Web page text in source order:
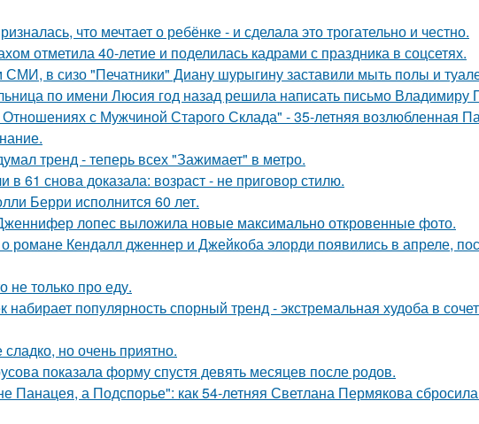
что мечтает о ребёнке - и сделала это трогательно и честно.
отметила 40-летие и поделилась кадрами с праздника в соцсетях.
в сизо "Печатники" Диану шурыгину заставили мыть полы и
по имени Люсия год назад решила написать письмо Владимиру
с Мужчиной Старого Склада" - 35-летняя возлюбленная
тренд - теперь всех "Зажимает" в метро.
в 61 снова доказала: возраст - не приговор стилю.
Берри исполнится 60 лет.
лопес выложила новые максимально откровенные фото.
романе Кендалл дженнер и Джейкоба элорди появились в апреле,
не только про еду.
популярность спорный тренд - экстремальная худоба в
сладко, но очень приятно.
показала форму спустя девять месяцев после родов.
Панацея, а Подспорье": как 54-летняя Светлана Пермякова сбросила